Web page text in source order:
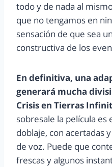
todo y de nada al
que no tengamos en
sensación de que sea
constructiva de los
En definitiva, una
generará mucha
Crisis en Tierras
sobresale la película es
doblaje, con acertadas
de voz. Puede que
frescas y algunos